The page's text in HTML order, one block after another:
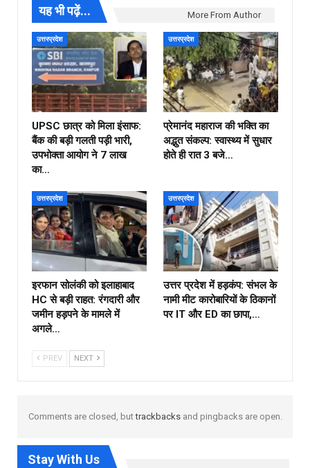
यह भी पढ़ें... More From Author
उत्तरप्रदेश
UPSC छात्र को मिला इंसाफ:
बैंक की बड़ी गलती पड़ी भारी,
उपभोक्ता आयोग ने ₹7 लाख
का…
उत्तरप्रदेश
प्रेमानंद महाराज की भक्ति का
अद्भुत संकल्प: स्वास्थ्य में सुधार
होते ही रात 3 बजे…
उत्तरप्रदेश
इरफान सोलंकी को इलाहाबाद
HC से बड़ी राहत: रंगदारी और
जमीन हड़पने के मामले में
अगले…
उत्तरप्रदेश
उत्तर प्रदेश में हड़कंप: संभल के
नामी मीट कारोबारियों के ठिकानों
पर IT और ED का छापा,…
PREV NEXT
Comments are closed, buttrackbacksand pingbacks are open.
Stay With Us